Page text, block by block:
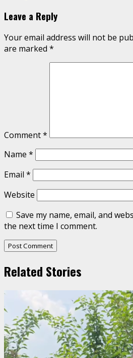
Leave a Reply
Your email address will not be
are marked *
Comment*
Name *
Email *
Website
Save my name, email, and
the next time I comment.
Related Stories